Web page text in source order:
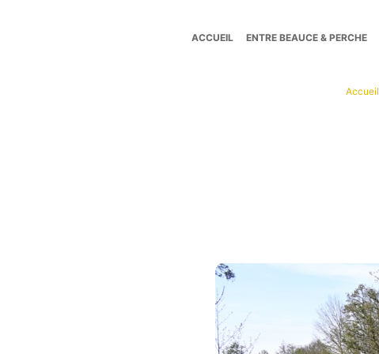
ACCUEIL ENTRE BEAUCE & PERCHE
Accueil